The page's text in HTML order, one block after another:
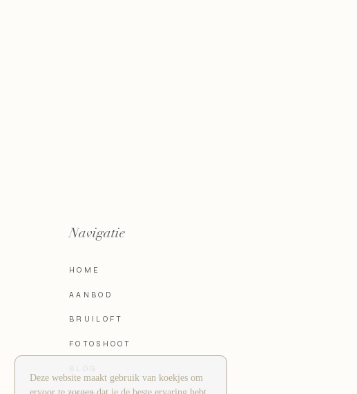
Deze website maakt gebruik van koekjes om
FOTOSHOOT
BRUILOFT
AANBOD
HOME
BLOG
Navigatie